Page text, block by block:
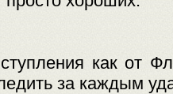
как от
за каждым